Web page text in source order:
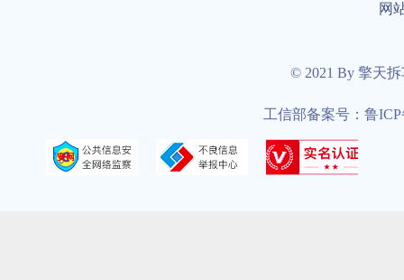
网
© 2021 By 擎天
工信部备案号：鲁